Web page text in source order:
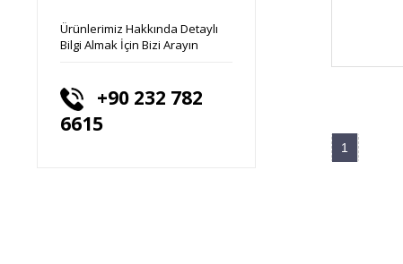
Ürünlerimiz Hakkında Detaylı
Bilgi Almak İçin Bizi Arayın
+90 232 782
6615
1